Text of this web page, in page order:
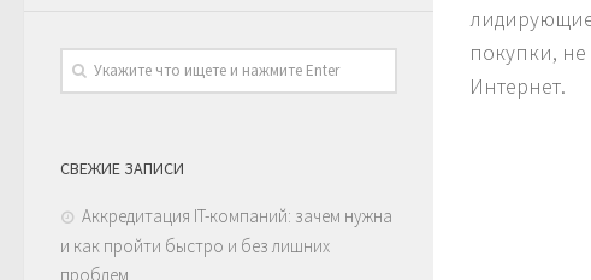
покупки, не
Интернет.
СВЕЖИЕ ЗАПИСИ
Аккредитация IT-компаний: зачем нужна
и как пройти быстро и без лишних
проблем